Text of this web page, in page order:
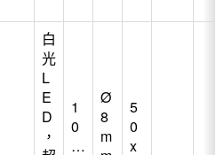
白
光
L
E
D
，
1
0
…
Ø
8
m
5
0
x